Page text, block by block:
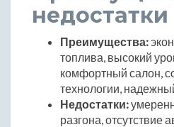
недостатки
Преимущества:
топлива, высокий
комфортный салон,
технологии,
Недостатки:
разгона, отсутствие